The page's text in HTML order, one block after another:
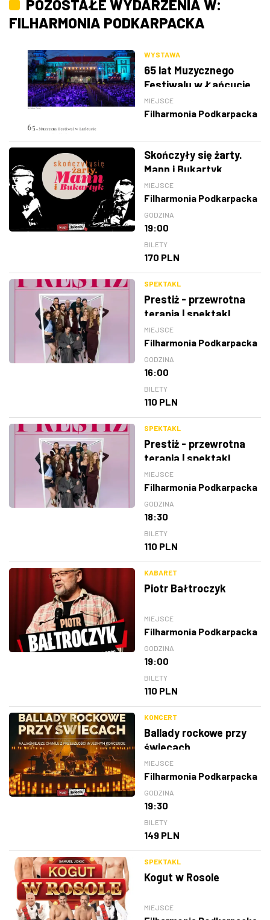
POZOSTAŁE WYDARZENIA W:
FILHARMONIA PODKARPACKA
WYSTAWA
65 lat Muzycznego
Festiwalu w Łańcucie
MIEJSCE
Filharmonia Podkarpacka
Skończyły się żarty.
Mann i Bukartyk
MIEJSCE
Filharmonia Podkarpacka
GODZINA
19:00
BILETY
170 PLN
SPEKTAKL
Prestiż - przewrotna
terapia | spektakl
MIEJSCE
Filharmonia Podkarpacka
GODZINA
16:00
BILETY
110 PLN
SPEKTAKL
Prestiż - przewrotna
terapia | spektakl
MIEJSCE
Filharmonia Podkarpacka
GODZINA
18:30
BILETY
110 PLN
KABARET
Piotr Bałtroczyk
MIEJSCE
Filharmonia Podkarpacka
GODZINA
19:00
BILETY
110 PLN
KONCERT
Ballady rockowe przy
świecach
MIEJSCE
Filharmonia Podkarpacka
GODZINA
19:30
BILETY
149 PLN
SPEKTAKL
Kogut w Rosole
MIEJSCE